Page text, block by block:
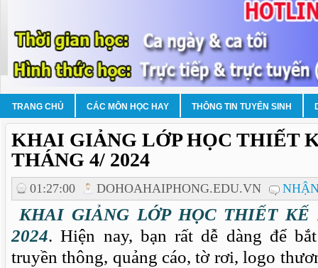
TRANG CHỦ CÁC MÔN HỌC HAY THÔNG TIN TUYỂN SINH
KHAI GIẢNG LỚP HỌC THIẾT
THÁNG 4/ 2024
01:27:00 DOHOAHAIPHONG.EDU.VN
KHAI GIẢNG LỚP HỌC THIẾT
2024. Hiện nay, bạn rất dễ dàng để
truyền thông, quảng cáo, tờ rơi, logo